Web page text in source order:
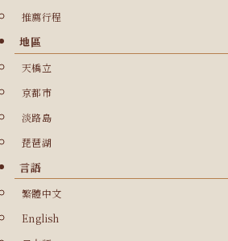
推薦行程
地區
天橋立
京都市
淡路島
琵琶湖
言語
繁體中文
English